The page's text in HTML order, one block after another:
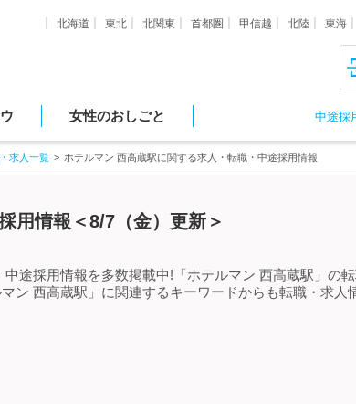
北海道 東北 北関東 首都圏 甲信越 北陸 東海
女性のおしごと 中途採
求人一覧 ホテルマン 西高蔵駅に関する求人・転職・中途採用情報
用情報＜8/7（金）更新＞
途採用情報を多数掲載中!「ホテルマン 西高蔵駅」の
ン 西高蔵駅」に関連するキーワードからも転職・求人